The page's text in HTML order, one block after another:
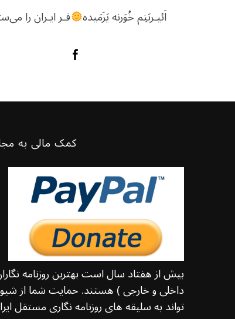
اَئیـریَنِم خُوَرنه یَزَمَیده فـر ایـران را
کمک مالی به
بیش از هفتاد سال است بهترین روزنامه
داخلی و خارجی ) هستند. حمایت شما از
تواند به سلیقه های روزنامه نگاری مستقل